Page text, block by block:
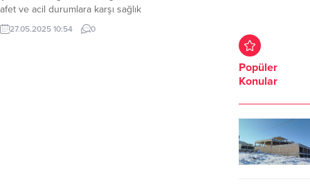
afet ve acil durumlara karşı sağlık
alanında hazırlıklarını
güçlendirmeye devam ediyor. Yerel
27.05.2025 10:54 0
Popüler
Konular